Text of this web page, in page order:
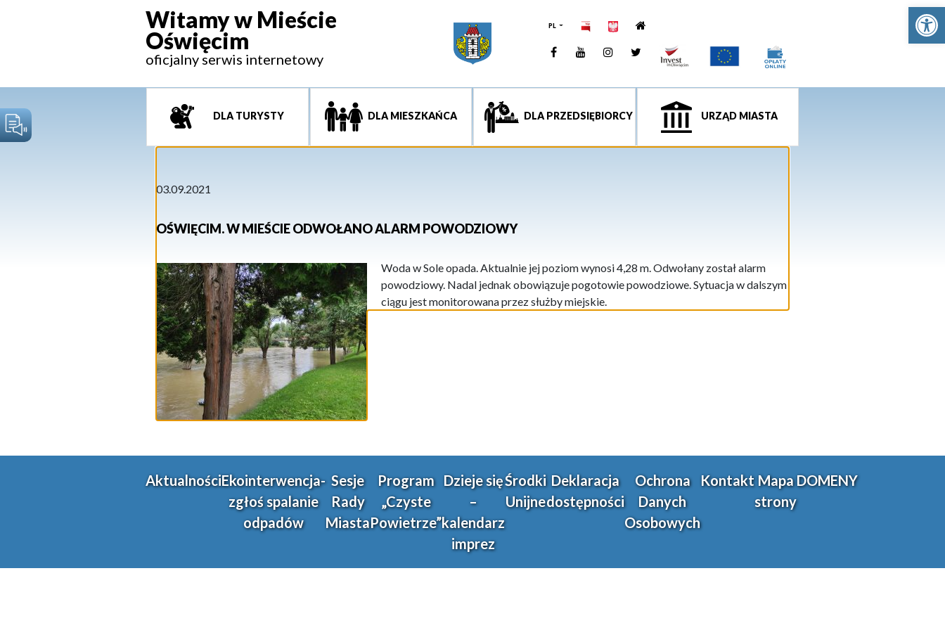
Witamy w Mieście
Oświęcim
oficjalny serwis internetowy
PL
FacebookYouTUbeInstagramTwitter
DLA TURYSTY DLA MIESZKAŃCA DLA PRZEDSIĘBIORCY URZĄD MIASTA
03.09.2021
OŚWIĘCIM. W MIEŚCIE ODWOŁANO ALARM POWODZIOWY
Woda w Sole opada. Aktualnie jej poziom wynosi 4,28 m. Odwołany został alarm
powodziowy. Nadal jednak obowiązuje pogotowie powodziowe. Sytuacja w dalszym
ciągu jest monitorowana przez służby miejskie.
AktualnościEkointerwencja-
zgłoś spalanie
odpadów
Sesje
Rady
Miasta
Program
„Czyste
Powietrze”
Dzieje się
–
kalendarz
imprez
Środki
Unijne
Deklaracja
dostępności
Ochrona
Danych
Osobowych
Kontakt Mapa
strony
DOMENY